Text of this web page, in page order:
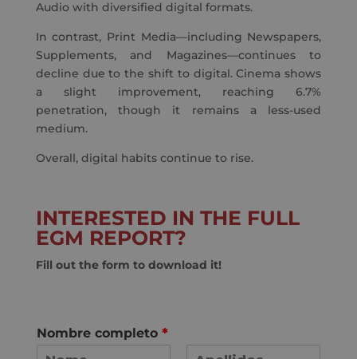
Audio with diversified digital formats.
In contrast, Print Media—including Newspapers,
Supplements, and Magazines—continues to
decline due to the shift to digital. Cinema shows
a slight improvement, reaching 6.7%
penetration, though it remains a less-used
medium.
Overall, digital habits continue to rise.
INTERESTED IN THE FULL
EGM REPORT?
Fill out the form to download it!
Nombre completo *